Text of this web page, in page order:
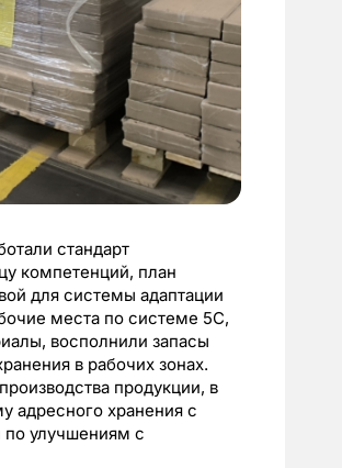
стандарт
компетенций, план
для системы адаптации
места по системе 5С,
восполнили запасы
в рабочих зонах.
продукции, в
адресного хранения с
по улучшениям с